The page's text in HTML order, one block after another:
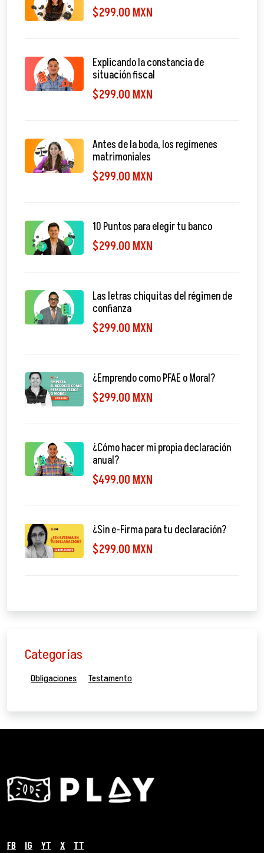
$299.00 MXN
Explicando la constancia de
situación fiscal
$299.00 MXN
Antes de la boda, los regímenes
matrimoniales
$299.00 MXN
10 Puntos para elegir tu banco
$299.00 MXN
Las letras chiquitas del régimen de
confianza
$299.00 MXN
¿Emprendo como PFAE o Moral?
$299.00 MXN
¿Cómo hacer mi propia declaración
anual?
$499.00 MXN
¿Sin e-Firma para tu declaración?
$299.00 MXN
Categorías
Obligaciones Testamento
FB IG YT X TT